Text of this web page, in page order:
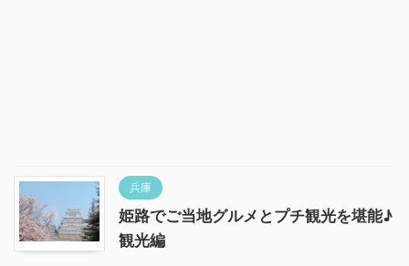
兵庫
姫路でご当地グルメとプチ観光を堪能♪
観光編